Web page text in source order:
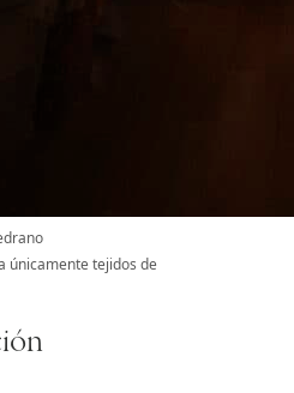
únicamente tejidos de